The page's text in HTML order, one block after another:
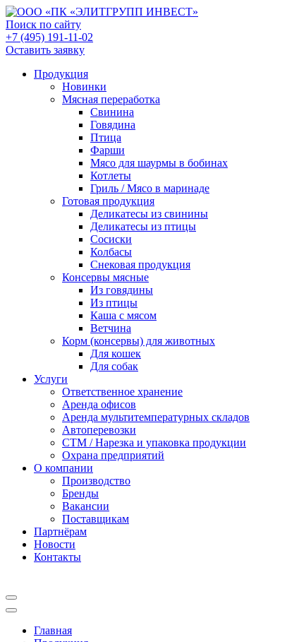
Поиск по сайту
+7 (495) 191-11-02
Оставить заявку
Продукция
Новинки
Мясная переработка
Свинина
Говядина
Птица
Фарши
Мясо для шаурмы в бобинах
Котлеты
Гриль / Мясо в маринаде
Готовая продукция
Деликатесы из свинины
Деликатесы из птицы
Сосиски
Колбасы
Снековая продукция
Консервы мясные
Из говядины
Из птицы
Каша с мясом
Ветчина
Корм (консервы) для животных
Для кошек
Для собак
Услуги
Ответственное хранение
Аренда офисов
Аренда мультитемпературных складов
Автоперевозки
СТМ / Нарезка и упаковка продукции
Охрана предприятий
О компании
Производство
Бренды
Вакансии
Поставщикам
Партнёрам
Новости
Контакты
Главная